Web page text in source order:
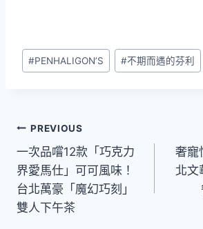
Post
Tags:
#PENHALIGON’S #不期而遇的芬利
文
章
導
覽
PREVIOUS
一次品嚐12款「巧克力
界愛馬仕」可可風味！
台北萬豪「魔幻巧刻」
雙人下午茶
奢寵
北文